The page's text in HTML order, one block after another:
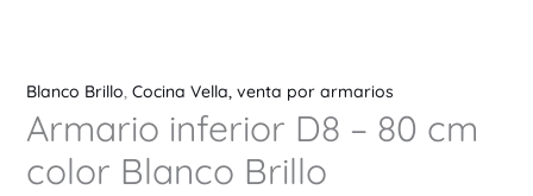
Blanco Brillo, Cocina Vella, venta por armarios
Armario inferior D8 – 80 cm
color Blanco Brillo